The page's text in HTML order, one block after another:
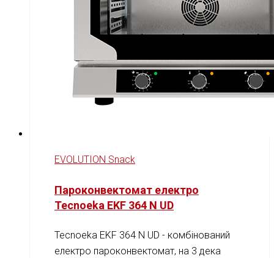
EVOLUTION Snack
Пароконвектомат електро
Tecnoeka EKF 364 N UD
Tecnoeka EKF 364 N UD - комбінований
електро пароконвектомат, на 3 дека